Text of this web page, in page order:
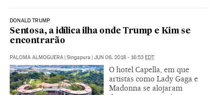
DONALD TRUMP
Sentosa, a idílica ilha onde Trump e Kim se
encontrarão
PALOMA ALMOGUERA Singapura JUN 06, 2018 - 16:53 EDT
O hotel Capella, em que
artistas como Lady Gaga e
Madonna se alojaram